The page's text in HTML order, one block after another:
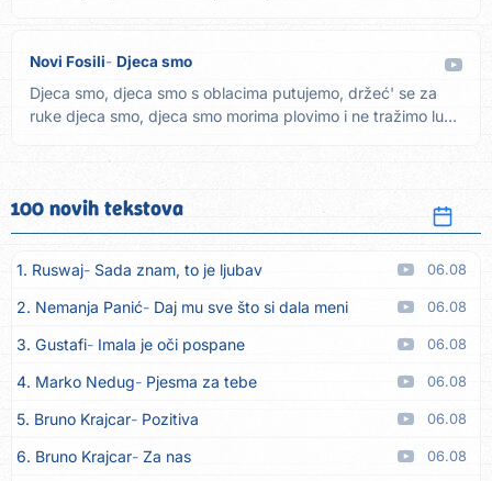
Novi Fosili Djeca smo
Djeca smo, djeca smo s oblacima putujemo, držeć' se za
ruke djeca smo, djeca smo morima plovimo i ne tražimo luke
100 novih tekstova
1. Ruswaj Sada znam, to je ljubav 06.08
2. Nemanja Panić Daj mu sve što si dala meni 06.08
3. Gustafi Imala je oči pospane 06.08
4. Marko Nedug Pjesma za tebe 06.08
5. Bruno Krajcar Pozitiva 06.08
6. Bruno Krajcar Za nas 06.08